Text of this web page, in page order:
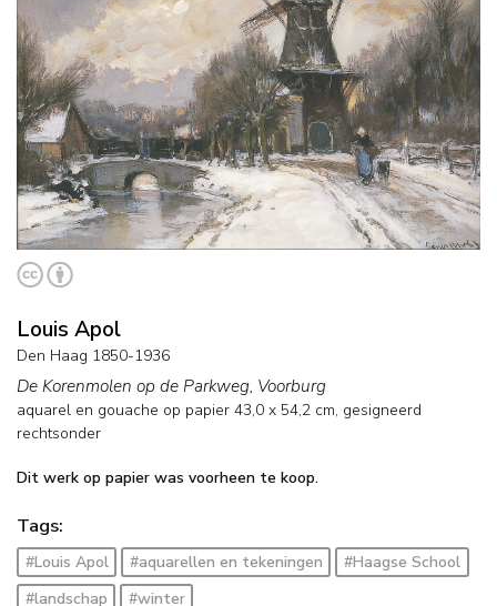
Louis Apol
Den Haag 1850-1936
De Korenmolen op de Parkweg, Voorburg
aquarel en gouache op papier 43,0 x 54,2 cm, gesigneerd
rechtsonder
Dit werk op papier was voorheen te koop.
Tags:
#Louis Apol #aquarellen en tekeningen
#Haagse School
#landschap
#winter